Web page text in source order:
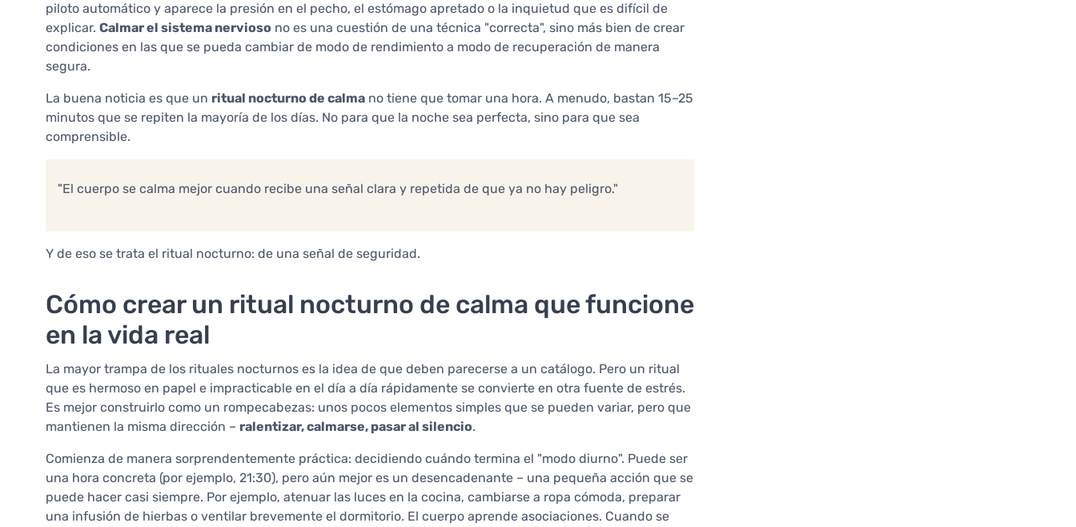
piloto automático y aparece la presión en el pecho, el estómago apretado o la inquietud que es difícil de
explicar. Calmar el sistema nervioso no es una cuestión de una técnica "correcta", sino más bien de crear
condiciones en las que se pueda cambiar de modo de rendimiento a modo de recuperación de manera
segura.
La buena noticia es que un ritual nocturno de calma no tiene que tomar una hora. A menudo, bastan 15–25
minutos que se repiten la mayoría de los días. No para que la noche sea perfecta, sino para que sea
comprensible.
"El cuerpo se calma mejor cuando recibe una señal clara y repetida de que ya no hay peligro."
Y de eso se trata el ritual nocturno: de una señal de seguridad.
Cómo crear un ritual nocturno de calma que funcione
en la vida real
La mayor trampa de los rituales nocturnos es la idea de que deben parecerse a un catálogo. Pero un ritual
que es hermoso en papel e impracticable en el día a día rápidamente se convierte en otra fuente de estrés.
Es mejor construirlo como un rompecabezas: unos pocos elementos simples que se pueden variar, pero que
mantienen la misma dirección – ralentizar, calmarse, pasar al silencio.
Comienza de manera sorprendentemente práctica: decidiendo cuándo termina el "modo diurno". Puede ser
una hora concreta (por ejemplo, 21:30), pero aún mejor es un desencadenante – una pequeña acción que se
puede hacer casi siempre. Por ejemplo, atenuar las luces en la cocina, cambiarse a ropa cómoda, preparar
una infusión de hierbas o ventilar brevemente el dormitorio. El cuerpo aprende asociaciones. Cuando se